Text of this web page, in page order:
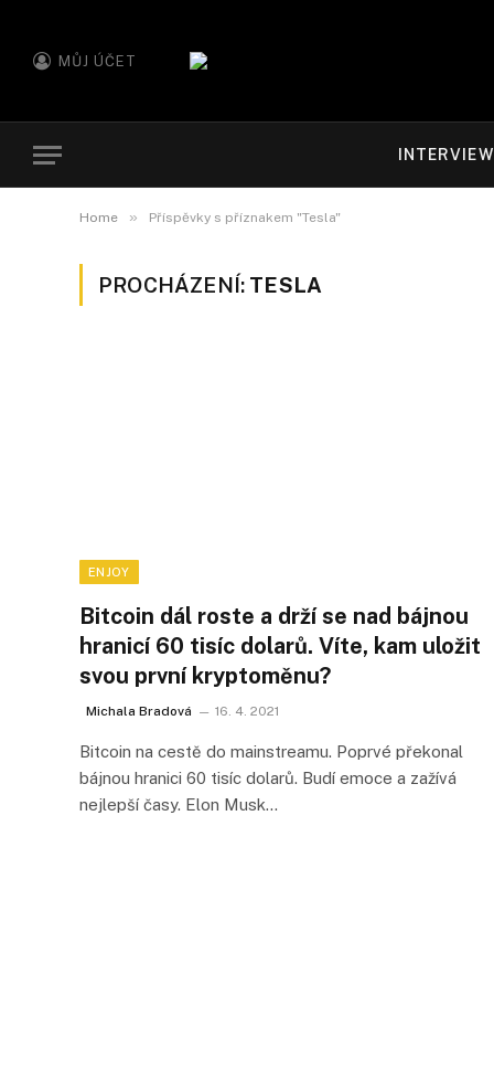
MŮJ ÚČET
Home » Příspěvky s příznakem "Tesla"
PROCHÁZENÍ: TESLA
ENJOY
Bitcoin dál roste a drží se nad bájnou
hranicí 60 tisíc dolarů. Víte, kam uložit
svou první kryptoměnu?
Michala Bradová 16. 4. 2021
Bitcoin na cestě do mainstreamu. Poprvé překonal
bájnou hranici 60 tisíc dolarů. Budí emoce a zažívá
nejlepší časy. Elon Musk…